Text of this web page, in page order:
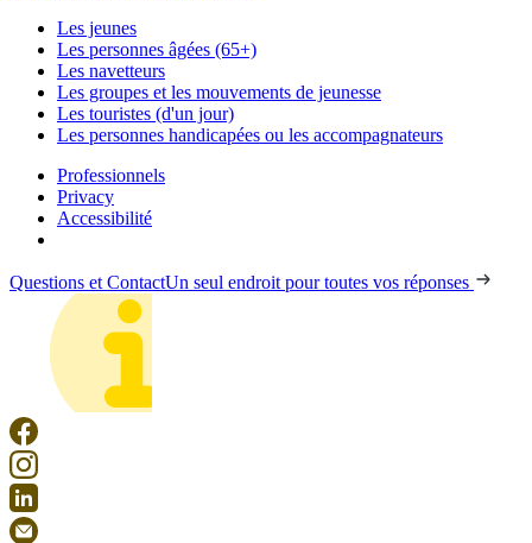
Les jeunes
Les personnes âgées (65+)
Les navetteurs
Les groupes et les mouvements de jeunesse
Les touristes (d'un jour)
Les personnes handicapées ou les accompagnateurs
Professionnels
Privacy
Accessibilité
Questions et ContactUn seul endroit pour toutes vos réponses